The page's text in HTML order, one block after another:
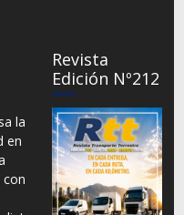
la
en
con
Revista
Edición Nº212